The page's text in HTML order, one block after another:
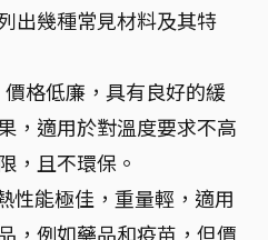
出幾種常見材料及其特
價格低廉，具有良好的緩
，適用於對溫度要求不高
，且不環保。
性能極佳，重量輕，適用
，例如藥品和疫苗，但價